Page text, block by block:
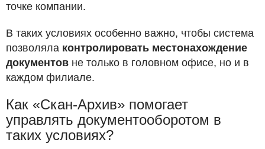
точке компании.
В таких условиях особенно важно, чтобы система
позволяла контролировать местонахождение
документов не только в головном офисе, но и в
каждом филиале.
Как «Скан-Архив» помогает
управлять документооборотом в
таких условиях?